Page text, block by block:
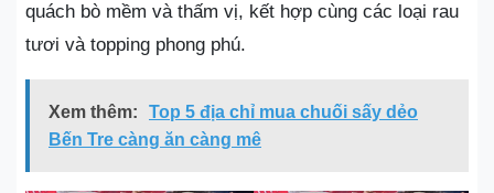
quách bò mềm và thấm vị, kết hợp cùng các loại rau
tươi và topping phong phú.
Xem thêm:
Top 5 địa chỉ mua chuối sấy dẻo
Bến Tre càng ăn càng mê